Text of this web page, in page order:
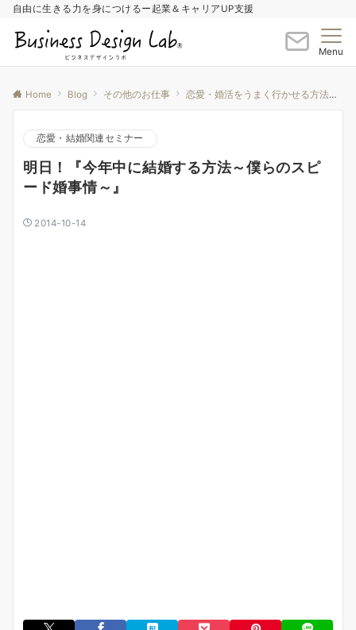
自由に生きる力を身につけるー起業＆キャリアUP支援
Menu
Home Blog その他のお仕事 恋愛・婚活をうまく行かせる方法
恋愛・結婚関連セミナー
明日！『今年中に結婚する方法～僕らのスピ
ード婚事情～』
2014-10-14